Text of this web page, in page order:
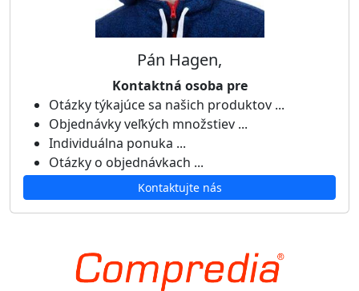
Pán Hagen,
Kontaktná osoba pre
Otázky týkajúce sa našich produktov ...
Objednávky veľkých množstiev ...
Individuálna ponuka ...
Otázky o objednávkach ...
Kontaktujte nás